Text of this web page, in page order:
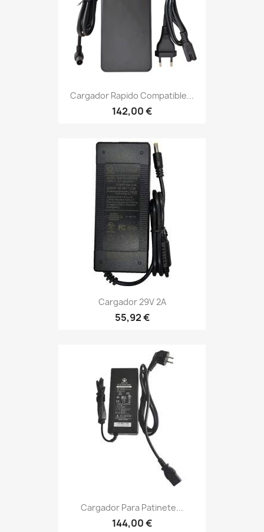
Cargador Rapido Compatible...
142,00 €
Cargador 29V 2A
55,92 €
Cargador Para Patinete...
144,00 €